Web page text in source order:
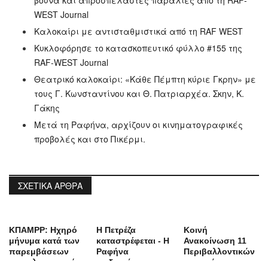
WEST Journal
Καλοκαίρι με αντισταθμιστικά από τη RAF WEST
Κυκλοφόρησε το κατασκοπευτικό φύλλο #155 της
RAF-WEST Journal
Θεατρικό καλοκαίρι: «Κάθε Πέμπτη κύριε Γκρην» με
τους Γ. Κωνσταντίνου και Θ. Πατριαρχέα. Σκην, Κ.
Γάκης
Μετά τη Ραφήνα, αρχίζουν οι κινηματογραφικές
προβολές και στο Πικέρμι.
ΣΧΕΤΙΚΆ ΆΡΘΡΑ
ΚΠΑΜΡΡ: Ηχηρό
μήνυμα κατά των
παρεμβάσεων
Η Πετρέζα
καταστρέφεται - Η
Ραφήνα
Κοινή
Ανακοίνωση 11
Περιβαλλοντικών